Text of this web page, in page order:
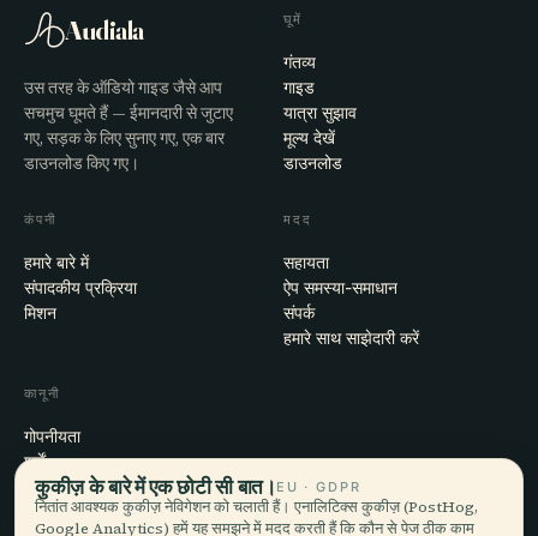
Audiala
उस तरह के ऑडियो गाइड जैसे आप
सचमुच घूमते हैं — ईमानदारी से जुटाए
गए, सड़क के लिए सुनाए गए, एक बार
डाउनलोड किए गए।
घूमें
गंतव्य
गाइड
यात्रा सुझाव
मूल्य देखें
डाउनलोड
कंपनी
हमारे बारे में
संपादकीय प्रक्रिया
मिशन
मदद
सहायता
ऐप समस्या-समाधान
संपर्क
हमारे साथ साझेदारी करें
कानूनी
गोपनीयता
शर्तें
कुकी सेटिंग्स
खाता हटाएँ
कुकीज़ के बारे में एक छोटी सी बात। EU · GDPR
नितांत आवश्यक कुकीज़ नेविगेशन को चलाती हैं। एनालिटिक्स कुकीज़ (PostHog,
Google Analytics) हमें यह समझने में मदद करती हैं कि कौन से पेज ठीक काम